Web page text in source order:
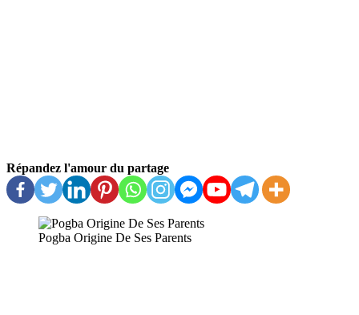
Répandez l'amour du partage
Pogba Origine De Ses Parents